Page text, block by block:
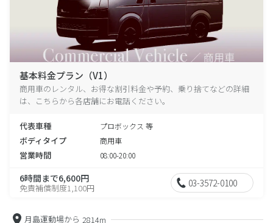
基本料金プラン（V1）
商用車のレンタル、お得な割引料金や予約、乗り捨てなどの詳細
は、こちらから各店舗にお電話ください。
代表車種 プロボックス 等
ボディタイプ 商用車
営業時間 08:00-20:00
6時間まで6,600円
免責補償制度1,100円 03-3572-0100
月島運動場から 2814m